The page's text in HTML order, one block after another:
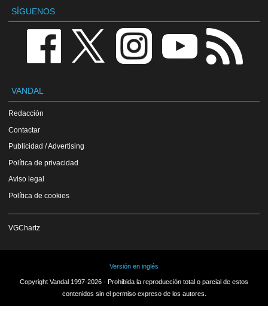
SÍGUENOS
VANDAL
Redacción
Contactar
Publicidad / Advertising
Política de privacidad
Aviso legal
Política de cookies
VGChartz
Versión en inglés
Copyright Vandal 1997-2026 - Prohibida la reproducción total o parcial de estos
contenidos sin el permiso expreso de los autores.